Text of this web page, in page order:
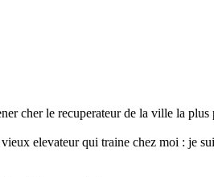
cher le recuperateur de la ville la plus
elevateur qui traine chez moi : je